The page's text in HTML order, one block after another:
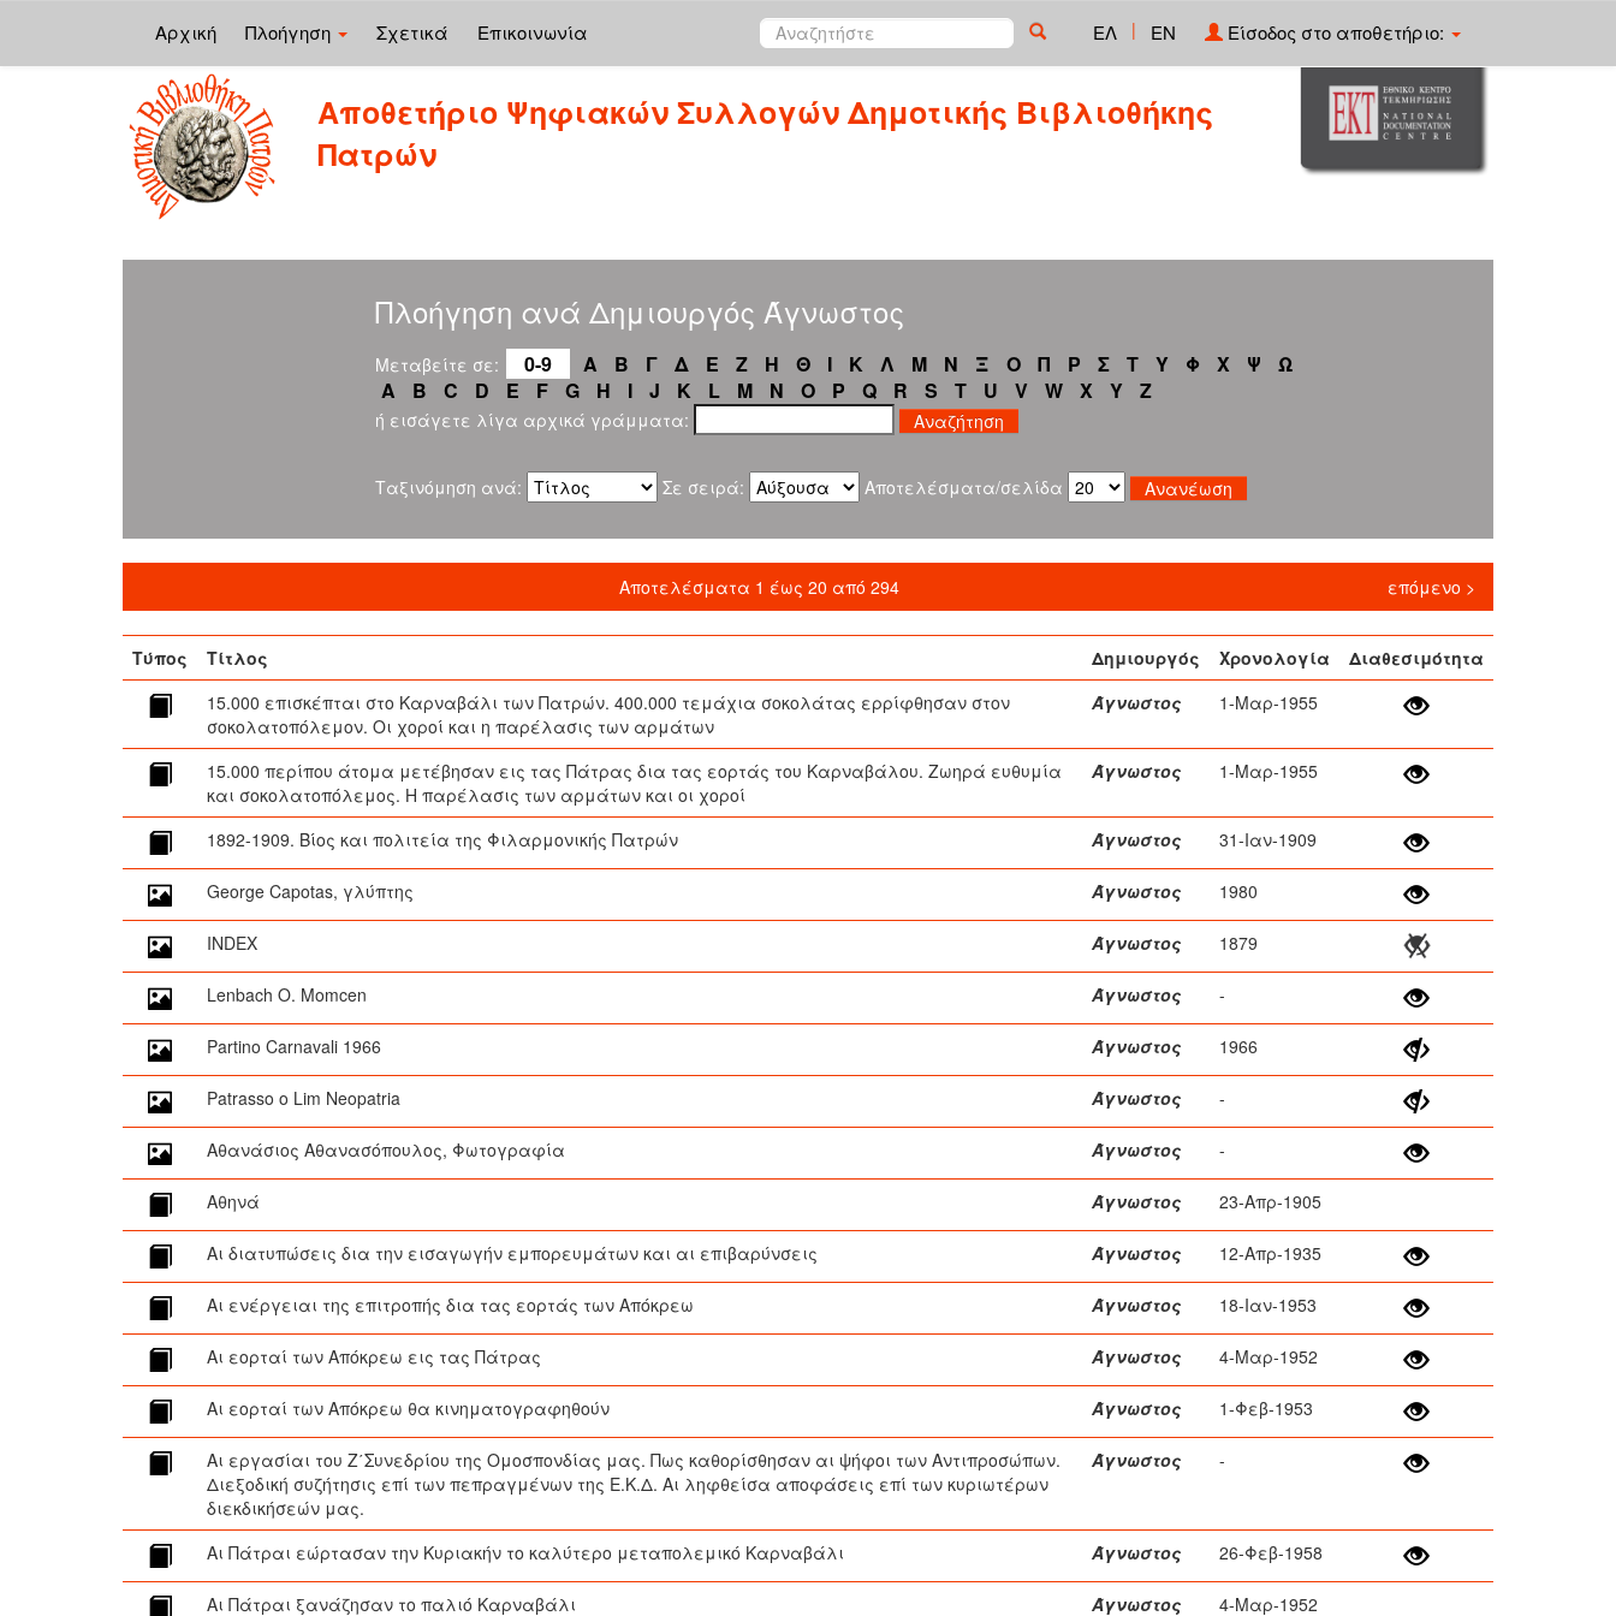
Αρχική Πλοήγηση Σχετικά Επικοινωνία ΕΛ | EN Είσοδος στο αποθετήριο:
Αποθετήριο Ψηφιακών Συλλογών Δημοτικής Βιβλιοθήκης
Πατρών
Πλοήγηση ανά Δημιουργός Άγνωστος
Μεταβείτε σε: 0-9 Α Β Γ Δ Ε Ζ Η Θ Ι Κ Λ Μ Ν Ξ Ο Π Ρ Σ Τ Υ Φ Χ Ψ
Ω
A
B C D E F G H I J K L M N O P Q R S T U V W X Y Z
ή εισάγετε λίγα αρχικά γράμματα:
Ταξινόμηση ανά: Σε σειρά: Αποτελέσματα/σελίδα
Αποτελέσματα 1 έως 20 από 294 επόμενο >
Τύπος Τίτλος Δημιουργός Χρονολογία
Διαθεσιμότητα
15.000 επισκέπται στο Καρναβάλι των Πατρών. 400.000 τεμάχια σοκολάτας ερρίφθησαν στον
σοκολατοπόλεμον. Οι χοροί και η παρέλασις των αρμάτων
Άγνωστος 1-Μαρ-1955
15.000 περίπου άτομα μετέβησαν εις τας Πάτρας δια τας εορτάς του Καρναβάλου. Ζωηρά ευθυμία
και σοκολατοπόλεμος. Η παρέλασις των αρμάτων και οι χοροί
Άγνωστος 1-Μαρ-1955
1892-1909. Βίος και πολιτεία της Φιλαρμονικής Πατρών Άγνωστος 31-Ιαν-1909
George Capotas, γλύπτης Άγνωστος 1980
INDEX Άγνωστος 1879
Lenbach O. Momcen Άγνωστος -
Partino Carnavali 1966 Άγνωστος 1966
Patrasso o Lim Neopatria Άγνωστος -
Αθανάσιος Αθανασόπουλος, Φωτογραφία Άγνωστος -
Αθηνά Άγνωστος 23-Απρ-1905
Αι διατυπώσεις δια την εισαγωγήν εμπορευμάτων και αι επιβαρύνσεις Άγνωστος 12-Απρ-1935
Αι ενέργειαι της επιτροπής δια τας εορτάς των Απόκρεω Άγνωστος 18-Ιαν-1953
Αι εορταί των Απόκρεω εις τας Πάτρας Άγνωστος 4-Μαρ-1952
Αι εορταί των Απόκρεω θα κινηματογραφηθούν Άγνωστος 1-Φεβ-1953
Αι εργασίαι του Ζ΄Συνεδρίου της Ομοσπονδίας μας. Πως καθορίσθησαν αι ψήφοι των Αντιπροσώπων.
Διεξοδική συζήτησις επί των πεπραγμένων της Ε.Κ.Δ. Αι ληφθείσα αποφάσεις επί των κυριωτέρων
διεκδικήσεών μας.
Άγνωστος -
Αι Πάτραι εώρτασαν την Κυριακήν το καλύτερο μεταπολεμικό Καρναβάλι Άγνωστος 26-Φεβ-1958
Αι Πάτραι ξανάζησαν το παλιό Καρναβάλι Άγνωστος 4-Μαρ-1952